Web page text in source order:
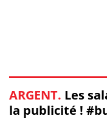
ARGENT. Les
la publicité !